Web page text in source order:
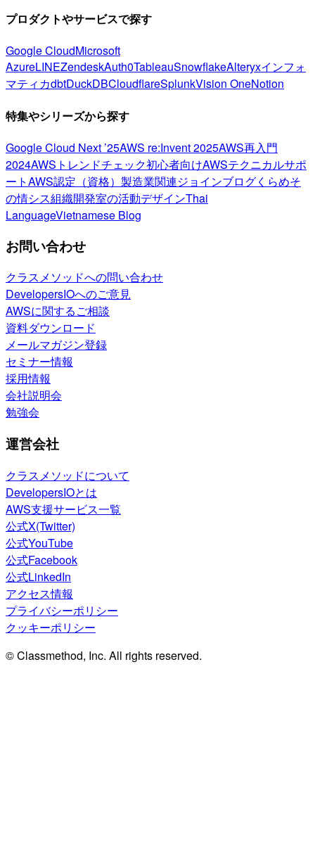
プロダクトやサービスで探す
Google CloudMicrosoft
AzureLINEZendeskAuth0TableauSnowflakeAlteryxインフォ
マティカdbtDuckDBCloudflareSplunkVision OneNotion
特集やシリーズから探す
Google Cloud Next ’25AWS re:Invent 2025AWS再入門
2024AWSトレンドチェック初心者向けAWSテクニカルサポ
ートAWS認定（資格） 製造業関連ジョインブログくらめそ
の情シス組織開発室の活動デザインThai
LanguageVietnamese Blog
お問い合わせ
クラスメソッドへの問い合わせ
DevelopersIOへのご意見
AWSに関するご相談
資料ダウンロード
メールマガジン登録
セミナー情報
採用情報
会社説明会
勉強会
運営会社
クラスメソッドについて
DevelopersIOとは
AWS支援サービス一覧
公式X(Twitter)
公式YouTube
公式Facebook
公式LinkedIn
アクセス情報
プライバシーポリシー
クッキーポリシー
© Classmethod, Inc. All rights reserved.